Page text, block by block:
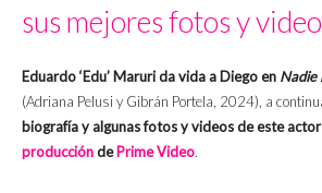
sus mejores fotos y
Eduardo ‘Edu’ Maruri da vida a Diego en Nadie
(Adriana Pelusi y Gibrán Portela, 2024), a
biografía y algunasfotos y videos de este actor
produccióndePrime Video.